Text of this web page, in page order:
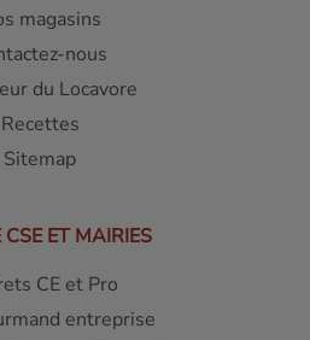
magasins
nous
du Locavore
Recettes
Sitemap
CSE ET MAIRIES
CE et Pro
entreprise